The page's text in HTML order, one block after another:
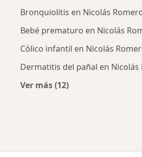
Bronquiolitis en Nicolás
Bebé prematuro en Nicolás
Cólico infantil en Nicolás
Dermatitis del pañal en Nicolás
Ver más (12)